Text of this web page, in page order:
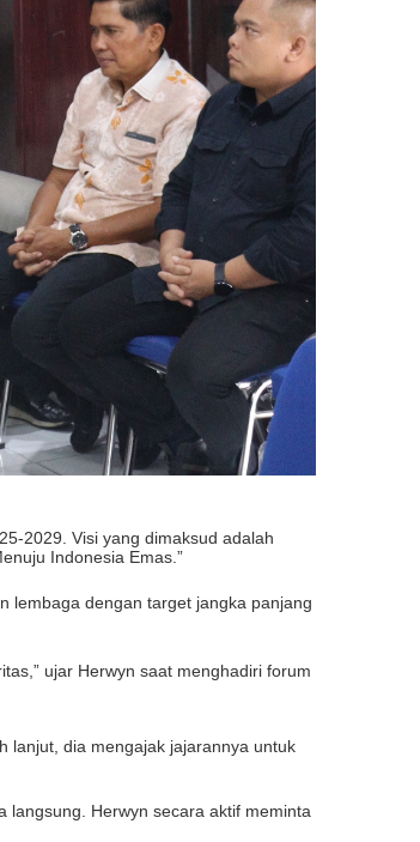
2029. Visi yang dimaksud adalah
Indonesia Emas.”
lembaga dengan target jangka panjang
ujar Herwyn saat menghadiri forum
lanjut, dia mengajak jajarannya untuk
langsung. Herwyn secara aktif meminta